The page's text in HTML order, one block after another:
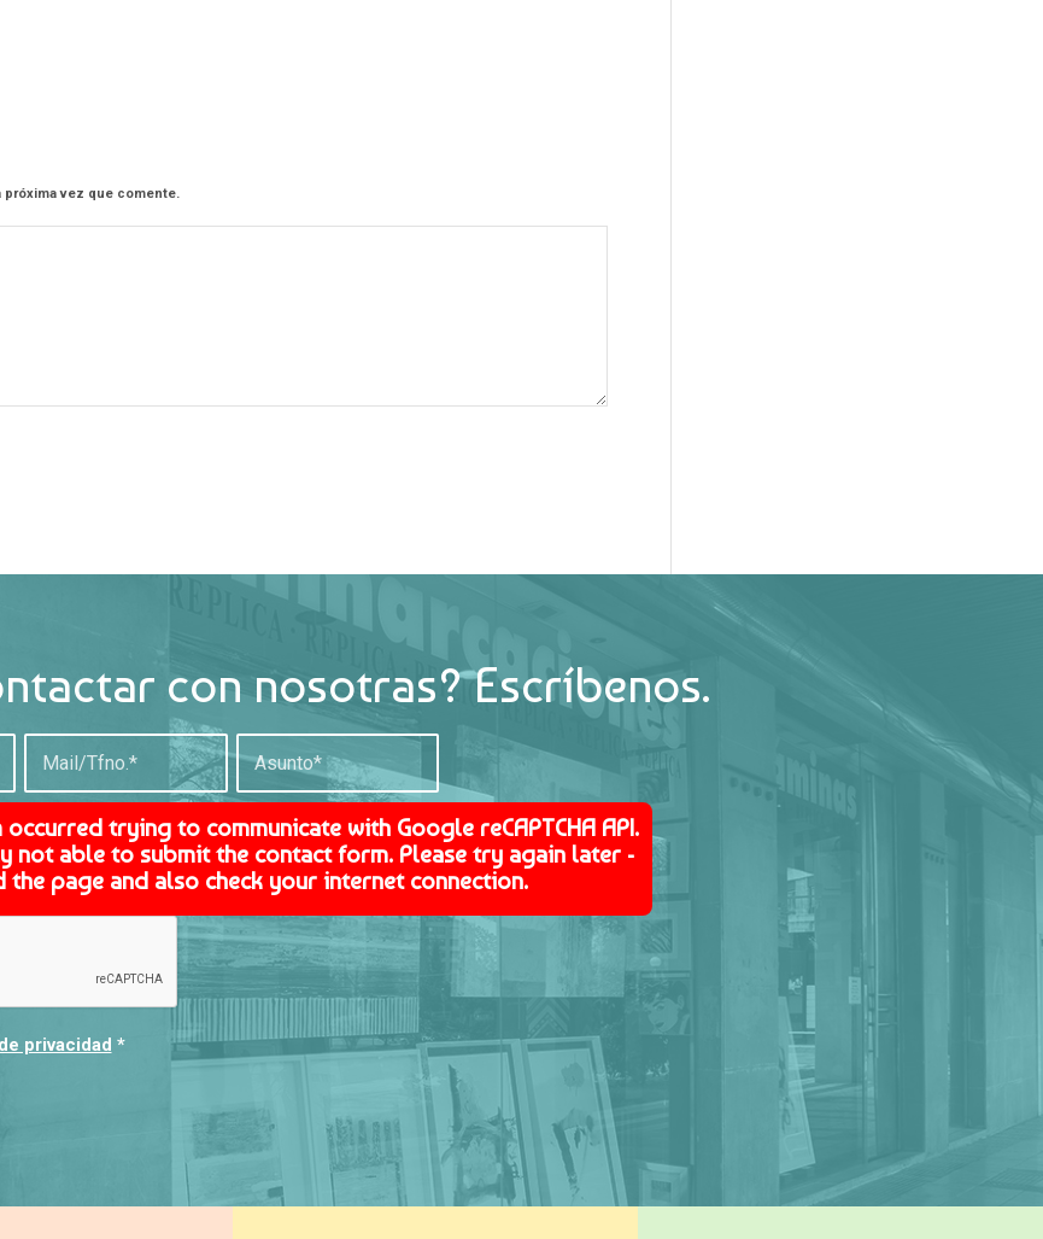
próxima vez que comente.
con nosotras? Escríbenos.
trying to communicate with Google reCAPTCHA API.
not able to submit the contact form. Please try again later -
the page and also check your internet connection.
privacidad *